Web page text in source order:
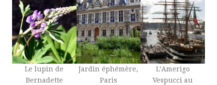
Le lupin de
Bernadette
Jardin éphémère,
Paris
L’Amerigo
Vespucci au